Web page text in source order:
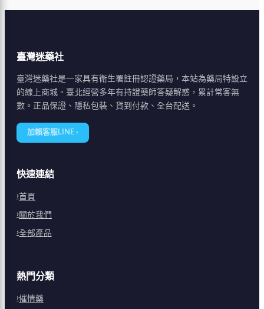
臺灣迷藥社
臺灣迷藥社是一家具有衛生署註冊認證藥局，本站為藥局特設立
的線上商城。臺北經營多年有持證藥師答疑解惑，累計常客無
數。正品保證、隱私包裝、貨到付款、全台配送。
加賴客服LINE ›
快速連結
首頁
關於我們
全部產品
熱門分類
催情藥